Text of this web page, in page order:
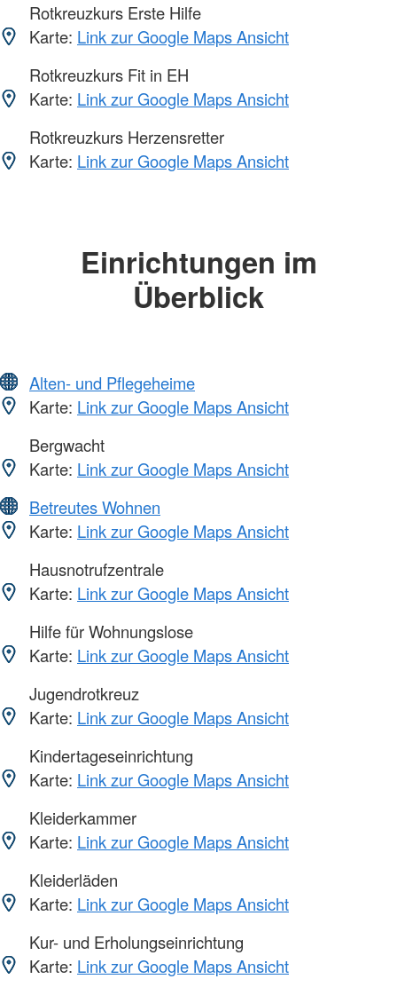
Rotkreuzkurs Erste Hilfe
Karte: Link zur Google Maps Ansicht
Rotkreuzkurs Fit in EH
Karte: Link zur Google Maps Ansicht
Rotkreuzkurs Herzensretter
Karte: Link zur Google Maps Ansicht
Einrichtungen im
Überblick
Alten- und Pflegeheime
Karte: Link zur Google Maps Ansicht
Bergwacht
Karte: Link zur Google Maps Ansicht
Betreutes Wohnen
Karte: Link zur Google Maps Ansicht
Hausnotrufzentrale
Karte: Link zur Google Maps Ansicht
Hilfe für Wohnungslose
Karte: Link zur Google Maps Ansicht
Jugendrotkreuz
Karte: Link zur Google Maps Ansicht
Kindertageseinrichtung
Karte: Link zur Google Maps Ansicht
Kleiderkammer
Karte: Link zur Google Maps Ansicht
Kleiderläden
Karte: Link zur Google Maps Ansicht
Kur- und Erholungseinrichtung
Karte: Link zur Google Maps Ansicht